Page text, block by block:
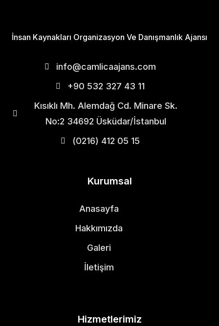
İnsan Kaynakları Organizasyon Ve Danışmanlık Ajansı
info@camlicaajans.com
+90 532 327 43 11
Kısıklı Mh. Alemdağ Cd. Minare Sk.
No:2 34692 Üsküdar/İstanbul
(0216) 412 05 15
Kurumsal
Anasayfa
Hakkımızda
Galeri
İletişim
Hizmetlerimiz